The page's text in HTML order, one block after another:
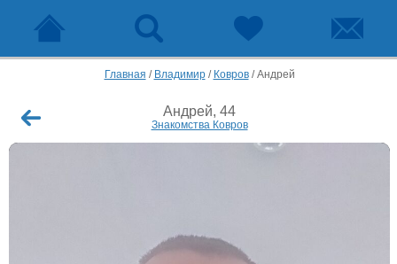
Главная / Владимир/ Ковров/Андрей
Андрей, 44
Знакомства Ковров